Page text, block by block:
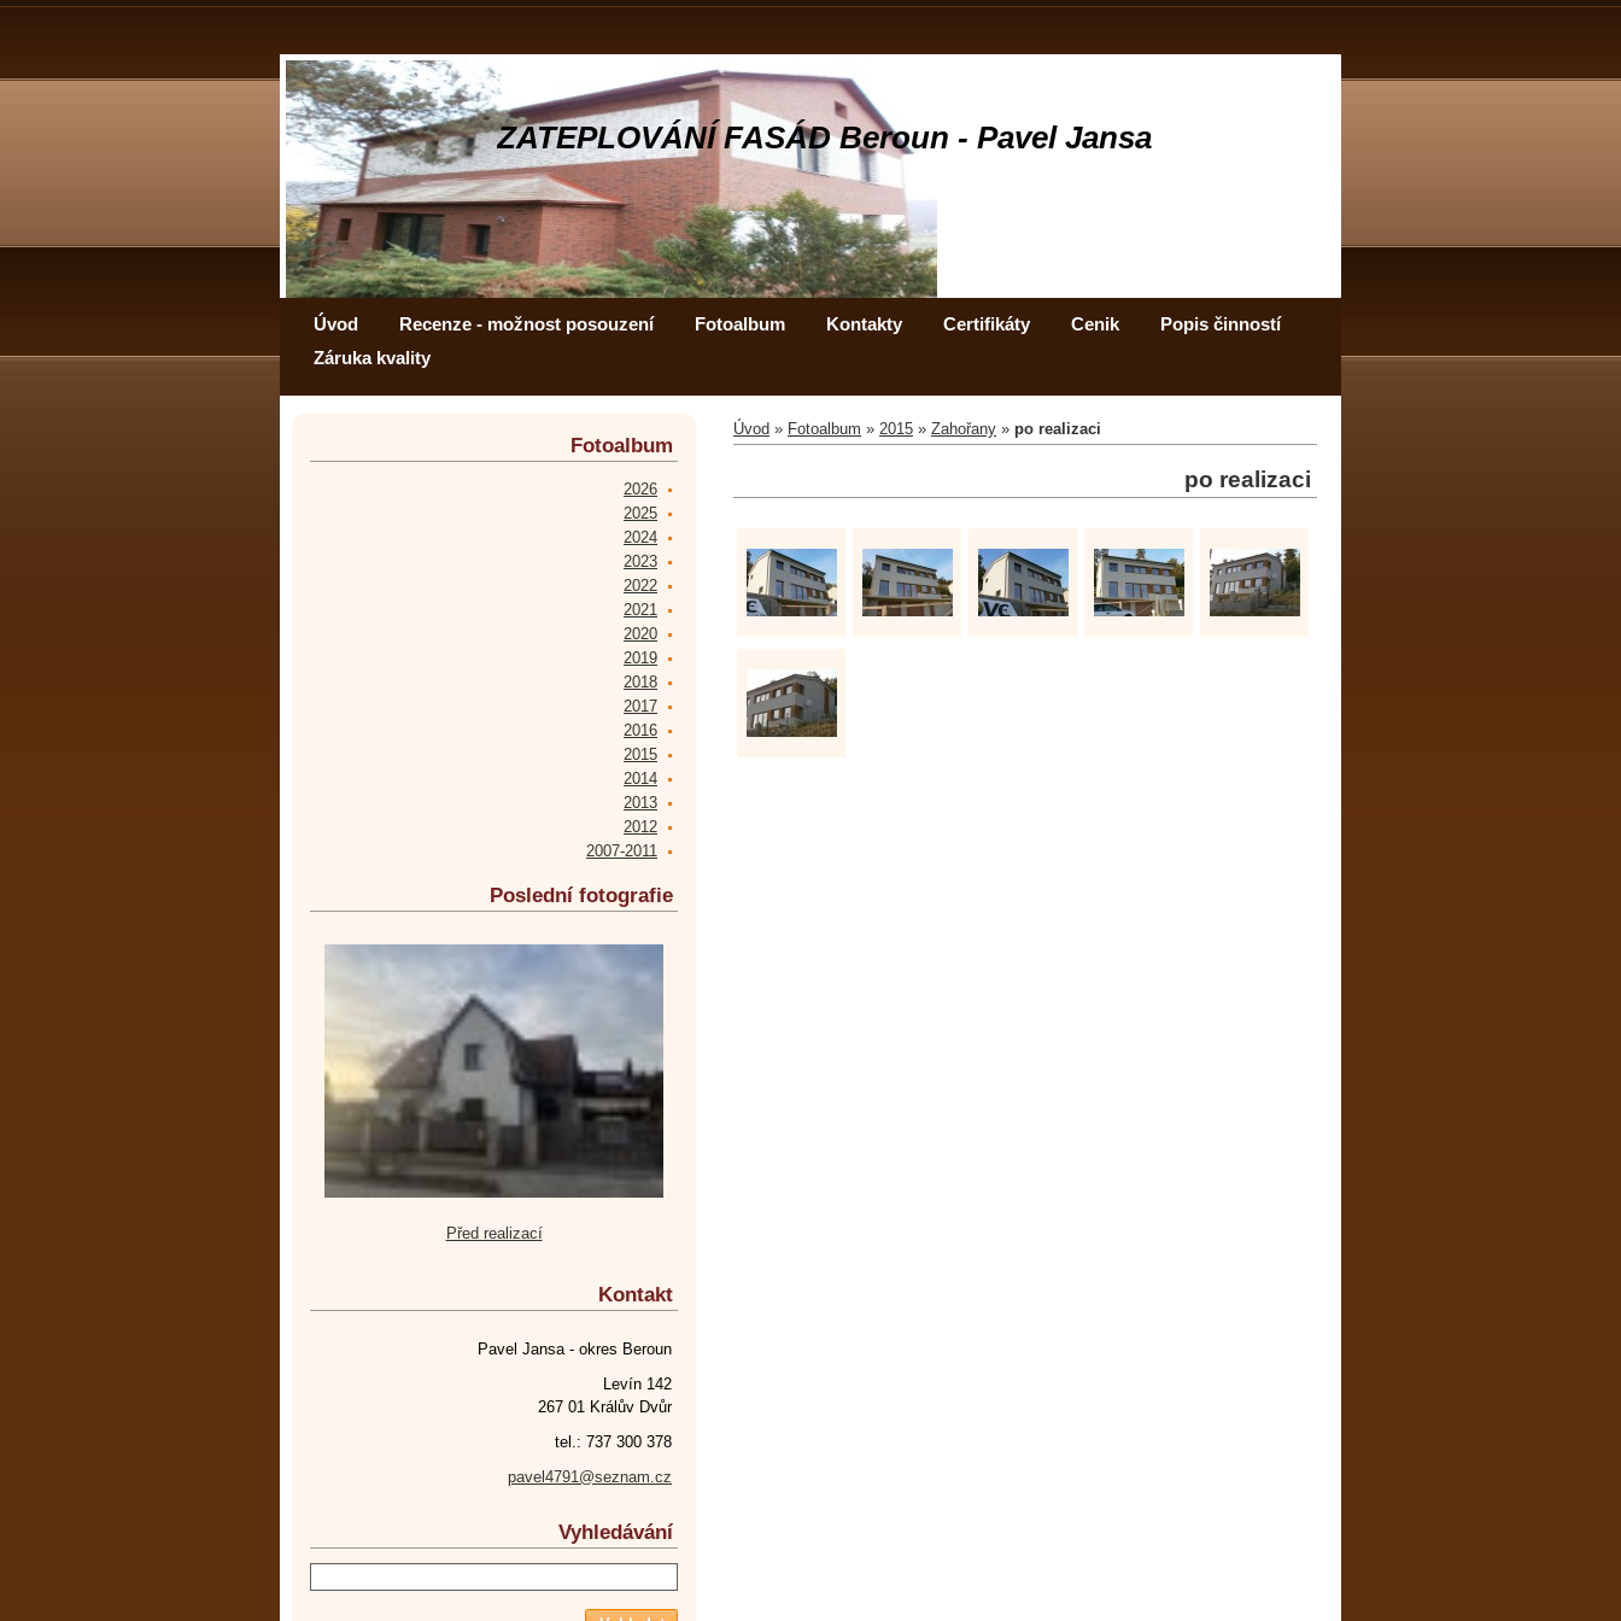
ZATEPLOVÁNÍ FASÁD Beroun - Pavel Jansa
Úvod Recenze - možnost posouzení Fotoalbum Kontakty Certifikáty Cenik
Popis činností
Záruka kvality
Úvod » Fotoalbum » 2015 » Zahořany » po realizaci
po realizaci
Fotoalbum
2026
2025
2024
2023
2022
2021
2020
2019
2018
2017
2016
2015
2014
2013
2012
2007-2011
Poslední fotografie
Před realizací
Kontakt
Pavel Jansa - okres Beroun
Levín 142
267 01 Králův Dvůr
tel.: 737 300 378
pavel4791@seznam.cz
Vyhledávání